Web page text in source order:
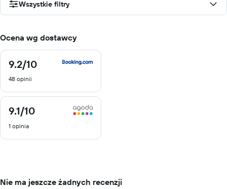
Wszystkie filtry
Ocena wg dostawcy
9.2/10
9.2
10
48 opinii
9.1/10
9.1
10
1 opinia
Nie ma jeszcze żadnych recenzji